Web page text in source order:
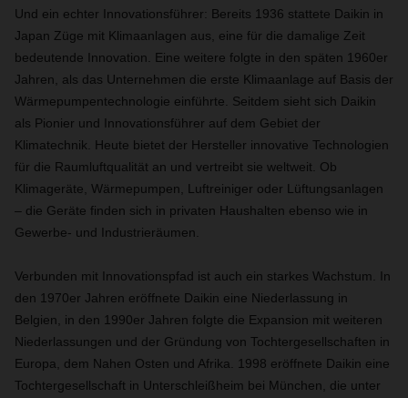
Und ein echter Innovationsführer: Bereits 1936 stattete Daikin in
Japan Züge mit Klimaanlagen aus, eine für die damalige Zeit
bedeutende Innovation. Eine weitere folgte in den späten 1960er
Jahren, als das Unternehmen die erste Klimaanlage auf Basis der
Wärmepumpentechnologie einführte. Seitdem sieht sich Daikin
als Pionier und Innovationsführer auf dem Gebiet der
Klimatechnik. Heute bietet der Hersteller innovative Technologien
für die Raumluftqualität an und vertreibt sie weltweit. Ob
Klimageräte, Wärmepumpen, Luftreiniger oder Lüftungsanlagen
– die Geräte finden sich in privaten Haushalten ebenso wie in
Gewerbe- und Industrieräumen.
Verbunden mit Innovationspfad ist auch ein starkes Wachstum. In
den 1970er Jahren eröffnete Daikin eine Niederlassung in
Belgien, in den 1990er Jahren folgte die Expansion mit weiteren
Niederlassungen und der Gründung von Tochtergesellschaften in
Europa, dem Nahen Osten und Afrika. 1998 eröffnete Daikin eine
Tochtergesellschaft in Unterschleißheim bei München, die unter